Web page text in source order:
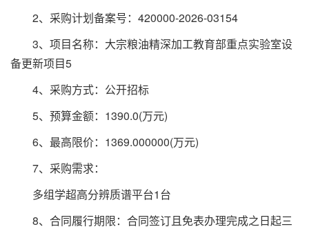
2、采购计划备案号：420000-2026-03154
3、项目名称：大宗粮油精深加工教育部重点实验室设
备更新项目5
4、采购方式：公开招标
5、预算金额：1390.0(万元)
6、最高限价：1369.000000(万元)
7、采购需求：
多组学超高分辨质谱平台1台
8、合同履行期限：合同签订且免表办理完成之日起三